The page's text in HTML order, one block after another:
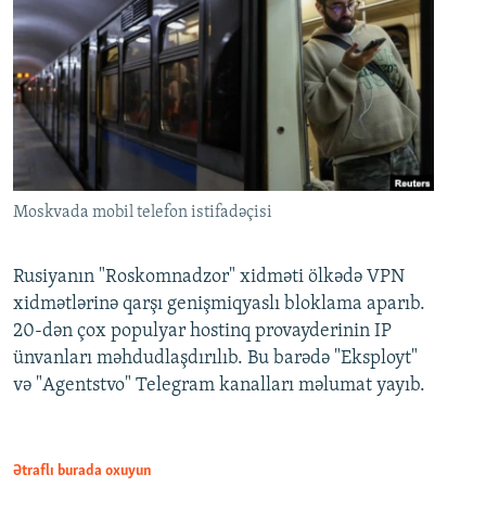
Moskvada mobil telefon istifadəçisi
Rusiyanın "Roskomnadzor" xidməti ölkədə VPN
xidmətlərinə qarşı genişmiqyaslı bloklama aparıb.
20-dən çox populyar hostinq provayderinin IP
ünvanları məhdudlaşdırılıb. Bu barədə "Eksployt"
və "Agentstvo" Telegram kanalları məlumat yayıb.
Ətraflı burada oxuyun